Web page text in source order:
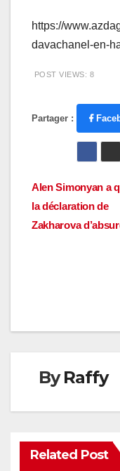
https://
davachanel-en-
POST VIEWS: 8
Partager :
de
Alen Simonyan a
la déclaration de
Zakharova
ByRaffy
Related Post